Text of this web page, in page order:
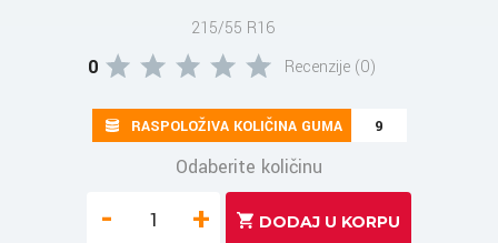
215/55 R16
0 Recenzije (0)
RASPOLOŽIVA KOLIČINA GUMA 9
Odaberite količinu
- +